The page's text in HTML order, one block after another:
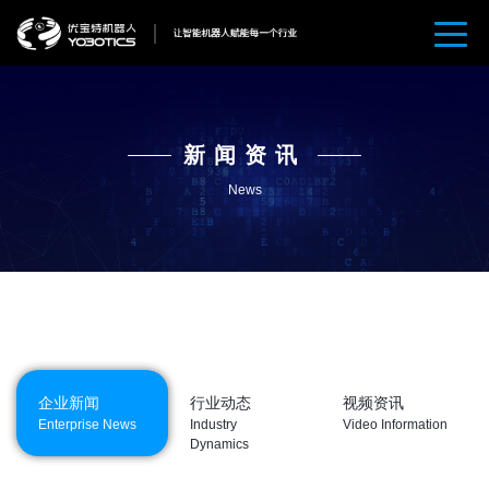
新闻资讯
News
企业新闻
Enterprise News
行业动态
Industry
Dynamics
视频资讯
Video Information